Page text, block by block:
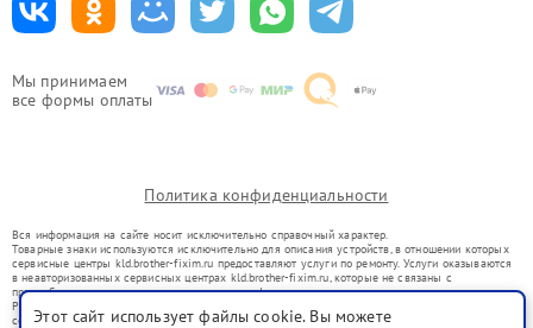
Мы принимаем
все формы оплаты
Политика конфиденциальности
Вся информация на сайте носит исключительно справочный характер.
Товарные знаки используются исключительно для описания устройств, в отношении которых
сервисные центры kld.brother-fixim.ru предоставляют услуги по ремонту. Услуги оказываются
в неавторизованных сервисных центрах kld.brother-fixim.ru, которые не связаны с
правообладателями товарных знаков или их официальными представителями.
Ремонт осуществляется для устройств, уже введенных в гражданский оборот в соответствии
со статьей 1487 ГК РФ.
Этот сайт использует файлы cookie. Вы можете